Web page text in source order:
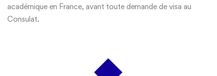
académique en France, avant toute demande de visa au
Consulat.